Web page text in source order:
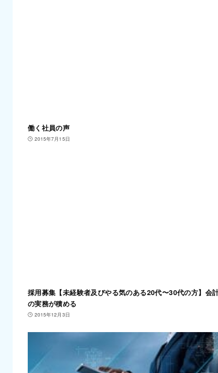
働く社員の声
2015年7月15日
採用募集【未経験者及びやる気のある20代〜30代の方】会
の実務が積める
2015年12月3日